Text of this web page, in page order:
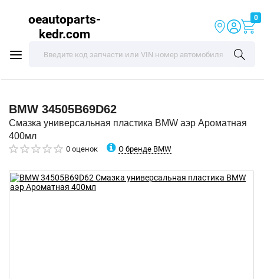
oeautoparts-
kedr.com
0
BMW 34505B69D62
Смазка универсальная пластика BMW аэр Ароматная
400мл
0 оценок О бренде BMW